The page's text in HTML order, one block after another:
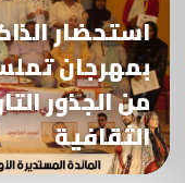
استحضار
بمهرجان
من الجذور
الثقافية